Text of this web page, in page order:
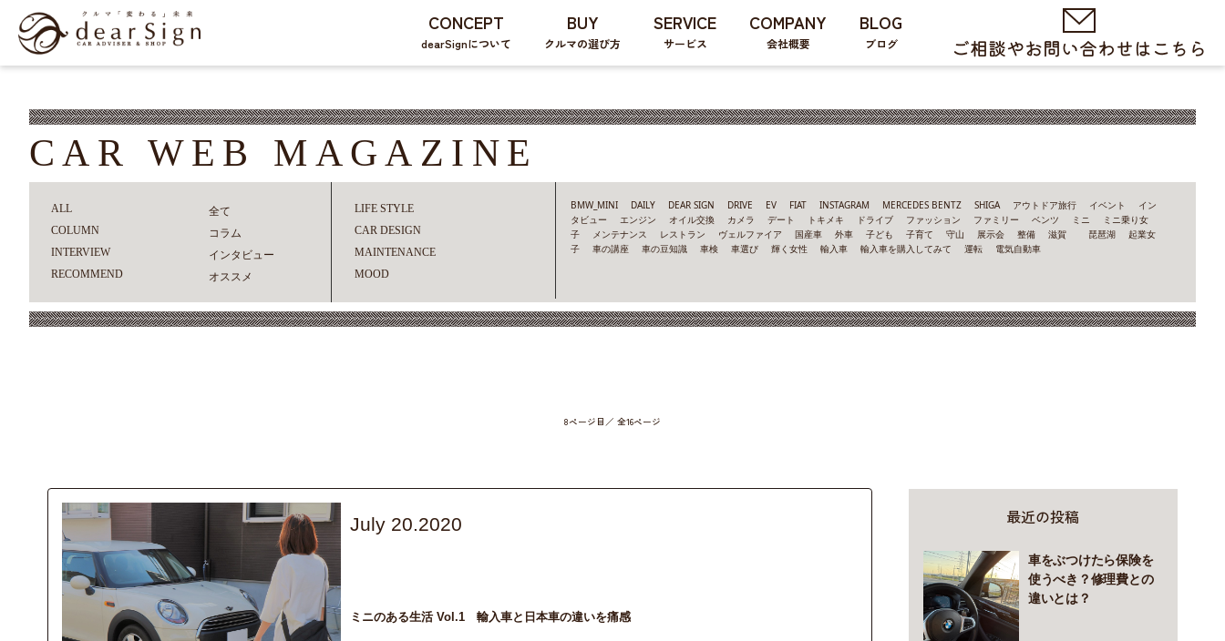
CONCEPT
dearSignについて
BUY
クルマの選び方
SERVICE
サービス
COMPANY
会社概要
BLOG
ブログ
CAR WEB MAGAZINE
ALL
全て
COLUMN
コラム
INTERVIEW
インタビュー
RECOMMEND
オススメ
LIFE STYLE
CAR DESIGN
MAINTENANCE
MOOD
BMW_MINI DAILY DEAR SIGN DRIVE EV FIAT INSTAGRAM MERCEDES BENTZ SHIGA アウトドア旅行 イベント
イン
タビュー
エンジン オイル交換 カメラ デート トキメキ ドライブ ファッション ファミリー ベンツ ミニ
ミニ乗り女
子
メンテナンス レストラン ヴェルファイア 国産車 外車 子ども 子育て 守山 展示会 整備 滋賀 琵琶湖
起業女
子
車の講座 車の豆知識 車検 車選び 輝く女性 輸入車 輸入車を購入してみて 運転 電気自動車
8ページ目／ 全16ページ
July 20.2020
ミニのある生活 Vol.1 輸入車と日本車の違いを痛感
最近の投稿
車をぶつけたら保険を
使うべき？修理費との
違いとは？